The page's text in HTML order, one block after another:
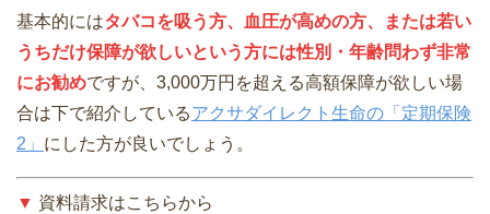
基本的にはタバコを吸う方、血圧が高めの方、または若い
うちだけ保障が欲しいという方には性別・年齢問わず非常
にお勧めですが、3,000万円を超える高額保障が欲しい場
合は下で紹介しているアクサダイレクト生命の「定期保険
2」 にした方が良いでしょう。
▼ 資料請求はこちらから